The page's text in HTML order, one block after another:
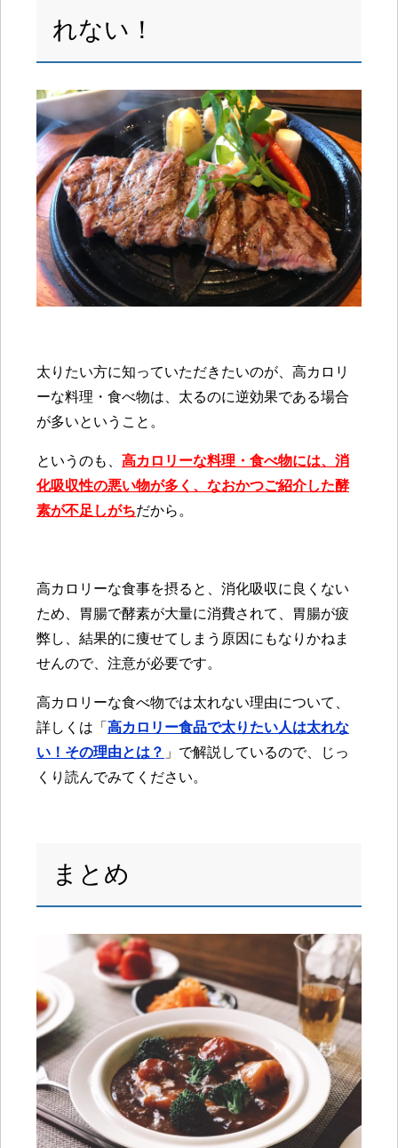
れない！
太りたい方に知っていただきたいのが、高カロリ
ーな料理・食べ物は、太るのに逆効果である場合
が多いということ。
というのも、 高カロリーな料理・食べ物には、消
化吸収性の悪い物が多く、なおかつご紹介した酵
素が不足しがちだから。
高カロリーな食事を摂ると、消化吸収に良くない
ため、胃腸で酵素が大量に消費されて、胃腸が疲
弊し、結果的に痩せてしまう原因にもなりかねま
せんので、注意が必要です。
高カロリーな食べ物では太れない理由について、
詳しくは「 高カロリー食品で太りたい人は太れな
い！その理由とは？ 」で解説しているので、じっ
くり読んでみてください。
まとめ